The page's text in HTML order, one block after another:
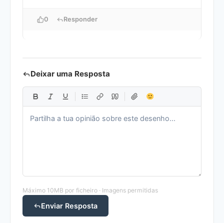
0 Responder
Deixar uma Resposta
Máximo 10MB por ficheiro · Imagens permitidas
Enviar Resposta